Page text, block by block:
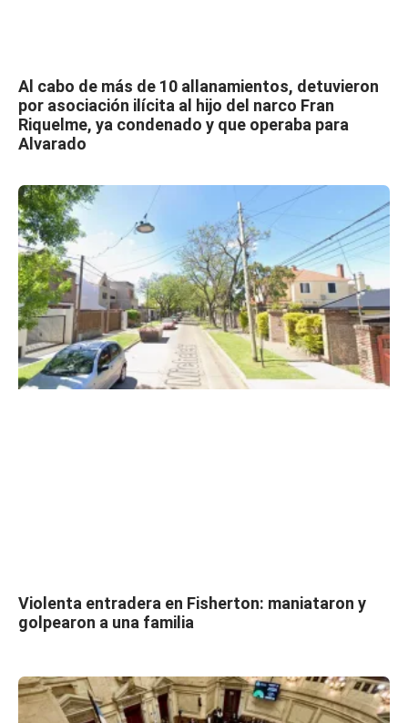
Al cabo de más de 10 allanamientos, detuvieron
por asociación ilícita al hijo del narco Fran
Riquelme, ya condenado y que operaba para
Alvarado
Violenta entradera en Fisherton: maniataron y
golpearon a una familia